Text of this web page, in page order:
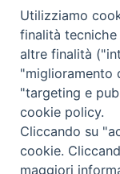
Scrivici
Copyright
Trentina
Utilizziamo
finalità
altre finalità
"miglioramento
"targeting e
cookie policy.
Cliccando su
cookie.
maggiori